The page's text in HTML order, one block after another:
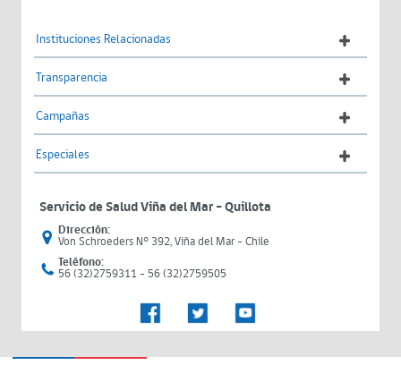
Instituciones Relacionadas
Transparencia
Campañas
Especiales
Servicio de Salud Viña del Mar – Quillota
Dirección:
Von Schroeders N° 392, Viña del Mar - Chile
Teléfono:
56 (32)2759311 - 56 (32)2759505